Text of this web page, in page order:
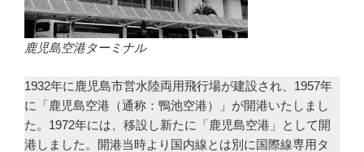
鹿児島空港ターミナル
1932年に鹿児島市営水陸両用飛行場が建設され、1957年
に「鹿児島空港（通称：鴨池空港）」が開港いたしまし
た。1972年には、移設し新たに「鹿児島空港」として開
港しました。開港当時より国内線とは別に国際線専用タ